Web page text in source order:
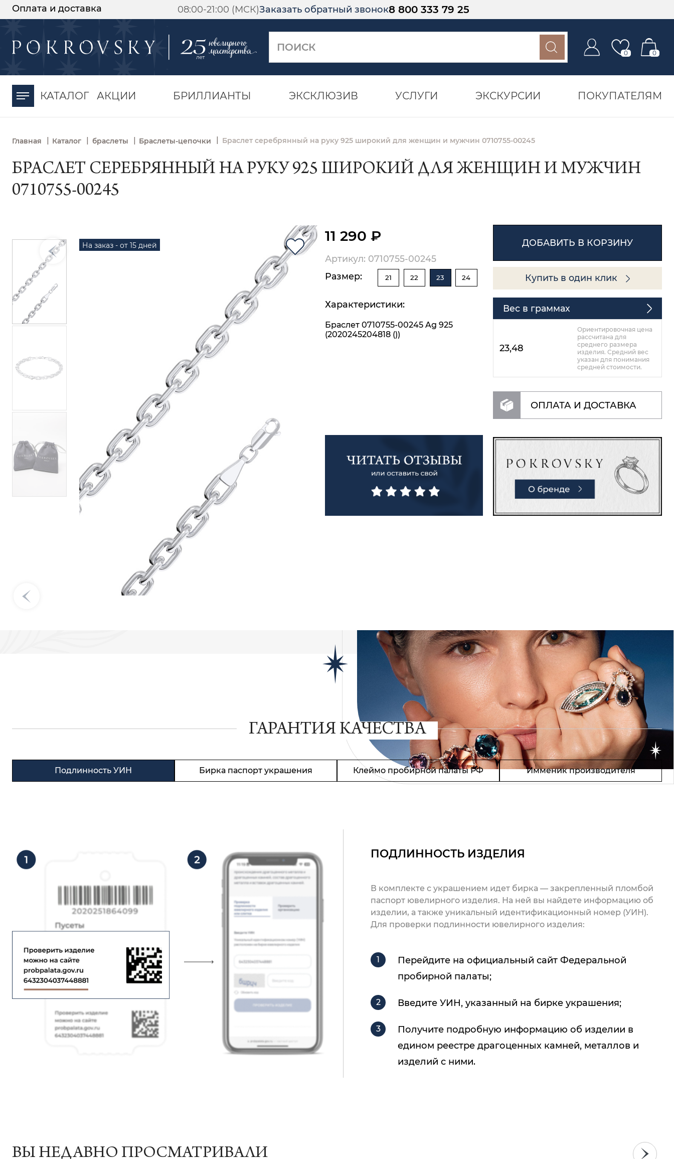
Оплата и доставка 08:00-21:00 (МСК)Заказать обратный звонок8 800 333 79 25
0 0
КАТАЛОГ АКЦИИ БРИЛЛИАНТЫ ЭКСКЛЮЗИВ УСЛУГИ ЭКСКУРСИИ ПОКУПАТЕЛЯМ
Главная | Каталог | браслеты | Браслеты-цепочки Браслет серебрянный на руку 925 широкий для женщин и мужчин 0710755-00245
БРАСЛЕТ СЕРЕБРЯННЫЙ НА РУКУ 925 ШИРОКИЙ ДЛЯ ЖЕНЩИН И МУЖЧИН
0710755-00245
На заказ - от 15 дней
11 290 ₽
Артикул: 0710755-00245
Размер:
21 22 23 24
Характеристики:
Браслет 0710755-00245 Ag 925
(2020245204818 ())
ДОБАВИТЬ В КОРЗИНУ
Купить в один клик
Вес в граммах
23,48
Ориентировочная цена
рассчитана для
среднего размера
изделия. Средний вес
указан для понимания
средней стоимости.
ОПЛАТА И ДОСТАВКА
ГАРАНТИЯ КАЧЕСТВА
Подлинность УИН Бирка паспорт украшения Клеймо пробирной палаты РФ Имменик производителя
ПОДЛИННОСТЬ ИЗДЕЛИЯ
В комплекте с украшением идет бирка — закрепленный пломбой
паспорт ювелирного изделия. На ней вы найдете информацию об
изделии, а также уникальный идентификационный номер (УИН).
Для проверки подлинности ювелирного изделия:
Перейдите на официальный сайт Федеральной
пробирной палаты;
Введите УИН, указанный на бирке украшения;
Получите подробную информацию об изделии в
едином реестре драгоценных камней, металлов и
изделий с ними.
ВЫ НЕДАВНО ПРОСМАТРИВАЛИ
-30%
момента оплаты